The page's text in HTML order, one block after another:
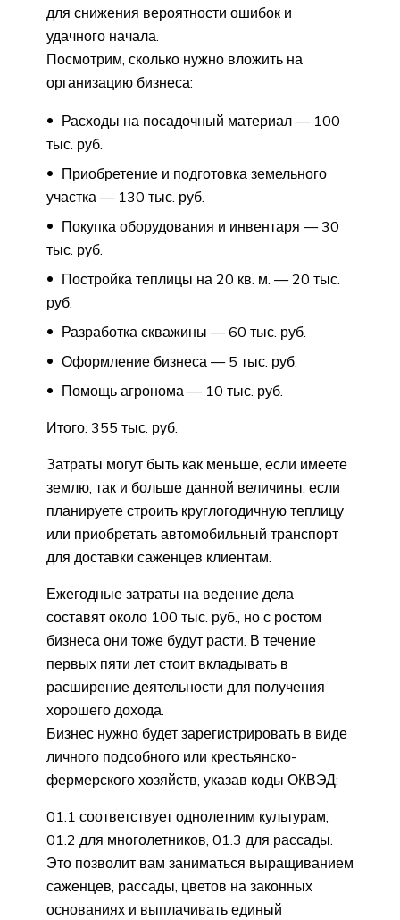
для снижения вероятности ошибок и
удачного начала.
Посмотрим, сколько нужно вложить на
организацию бизнеса:
Расходы на посадочный материал — 100
тыс. руб.
Приобретение и подготовка земельного
участка — 130 тыс. руб.
Покупка оборудования и инвентаря — 30
тыс. руб.
Постройка теплицы на 20 кв. м. — 20 тыс.
руб.
Разработка скважины — 60 тыс. руб.
Оформление бизнеса — 5 тыс. руб.
Помощь агронома — 10 тыс. руб.
Итого: 355 тыс. руб.
Затраты могут быть как меньше, если имеете
землю, так и больше данной величины, если
планируете строить круглогодичную теплицу
или приобретать автомобильный транспорт
для доставки саженцев клиентам.
Ежегодные затраты на ведение дела
составят около 100 тыс. руб., но с ростом
бизнеса они тоже будут расти. В течение
первых пяти лет стоит вкладывать в
расширение деятельности для получения
хорошего дохода.
Бизнес нужно будет зарегистрировать в виде
личного подсобного или крестьянско-
фермерского хозяйств, указав коды ОКВЭД:
01.1 соответствует однолетним культурам,
01.2 для многолетников, 01.3 для рассады.
Это позволит вам заниматься выращиванием
саженцев, рассады, цветов на законных
основаниях и выплачивать единый